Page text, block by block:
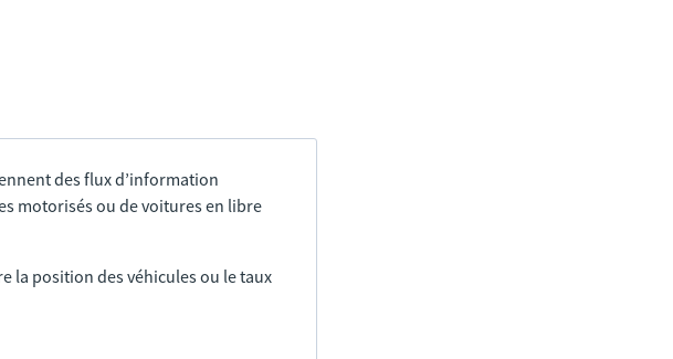
des flux d’information
motorisés ou de voitures en libre
la position des véhicules ou le taux